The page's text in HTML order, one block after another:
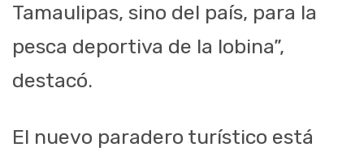
Tamaulipas, sino del país, para la
pesca deportiva de la lobina”,
destacó.
El nuevo paradero turístico está